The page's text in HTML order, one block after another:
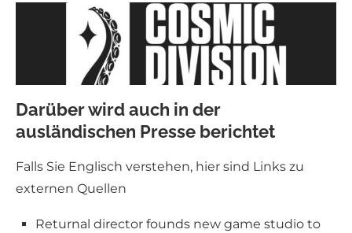
Darüber wird auch in der
ausländischen Presse berichtet
Falls Sie Englisch verstehen, hier sind Links zu
externen Quellen
Returnal director founds new game studio to